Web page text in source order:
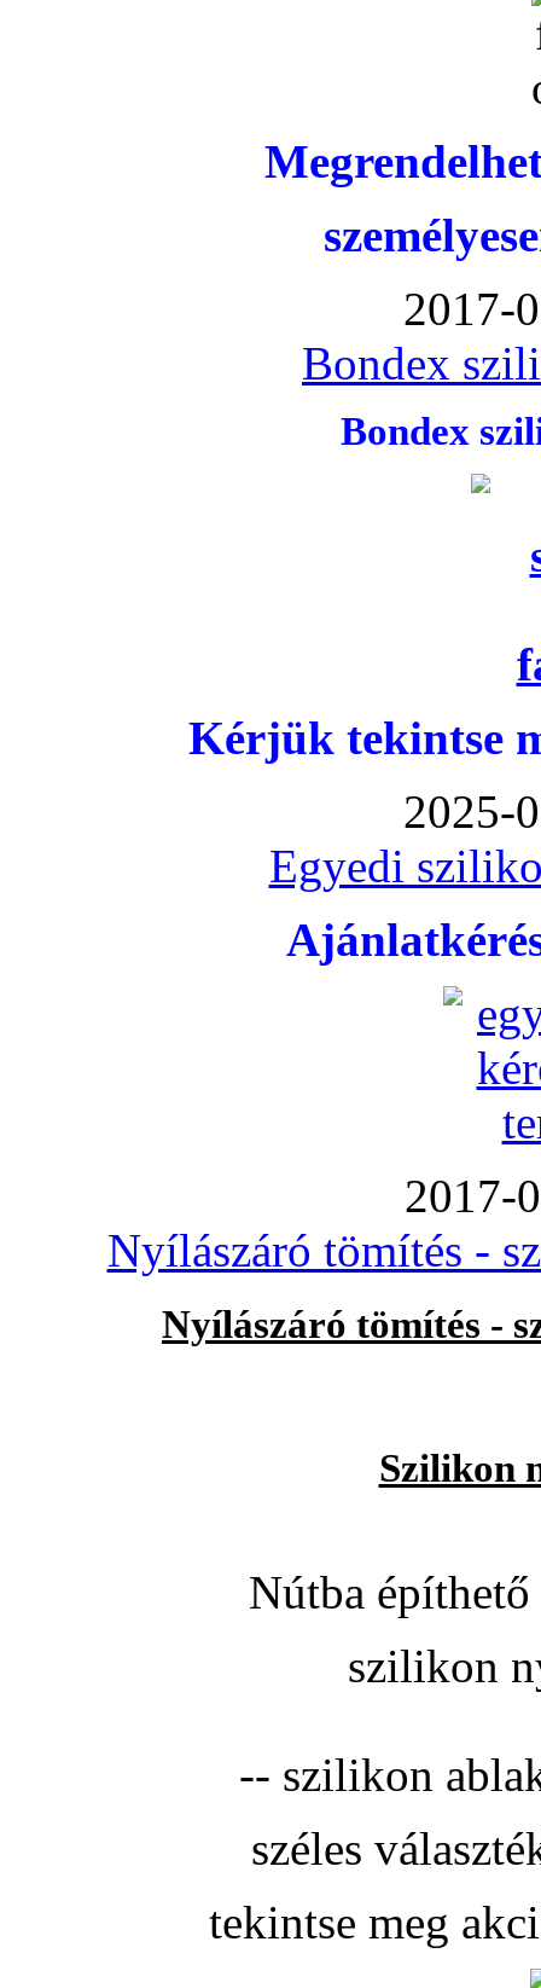
2017-
Bondex
Bondex
Kérjük tekintse
2025-
Egyedi
2017-
Nyílászáró tömítés -
Nyílászáró tömítés -
Szilikon
Nútba
szilikon
-- szilikon
széles
tekintse meg